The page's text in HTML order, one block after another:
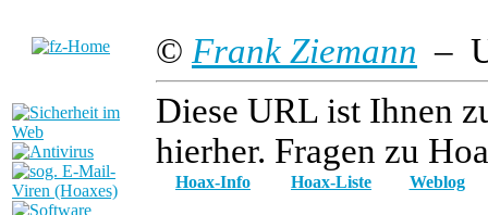
© Frank Ziemann –
Diese URL ist Ihnen
hierher. Fragen zu
Hoax-Info Hoax-Liste Weblog